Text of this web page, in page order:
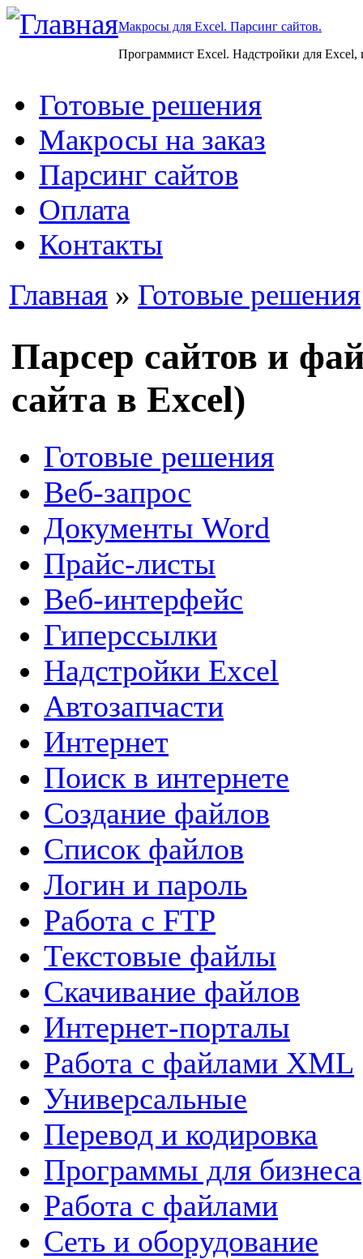
Макросы для Excel. Парсинг сайтов.
Программист Excel. Надстройки для Excel,
Готовые решения
Макросы на заказ
Парсинг сайтов
Оплата
Контакты
Главная » Готовые решения
Парсер сайтов и
сайта в Excel)
Готовые решения
Веб-запрос
Документы Word
Прайс-листы
Веб-интерфейс
Гиперссылки
Надстройки Excel
Автозапчасти
Интернет
Поиск в интернете
Создание файлов
Список файлов
Логин и пароль
Работа с FTP
Текстовые файлы
Скачивание файлов
Интернет-порталы
Работа с файлами XML
Универсальные
Перевод и кодировка
Программы для бизнеса
Работа с файлами
Сеть и оборудование